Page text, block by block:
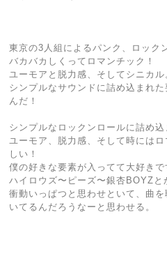
東京の3人組によるパンク、ロック
バカバカしくってロマンチック！
ユーモアと脱力感、そしてシニカル
シンプルなサウンドに詰め込まれ
んだ！
シンプルなロックンロールに詰め込
ユーモア、脱力感、そして時には
しい！
僕の好きな要素が入ってて大好きで
ハイロウズ〜ピーズ〜銀杏BOYZと
衝動いっぱつと思わせといて、曲
いてるんだろうなーと思わせる。